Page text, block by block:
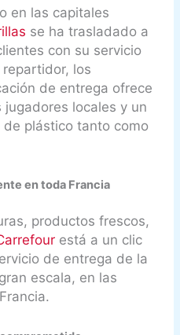
en las capitales
se ha trasladado a
con su servicio
los
de entrega ofrece
locales y un
plástico tanto como
en toda Francia
productos frescos,
está a un clic
de entrega de la
escala, en las